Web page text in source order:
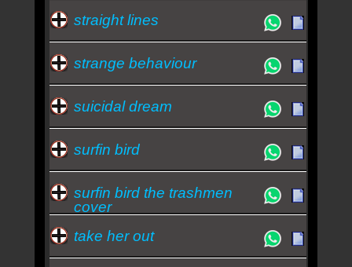
straight lines
strange behaviour
suicidal dream
surfin bird
surfin bird the trashmen
cover
take her out